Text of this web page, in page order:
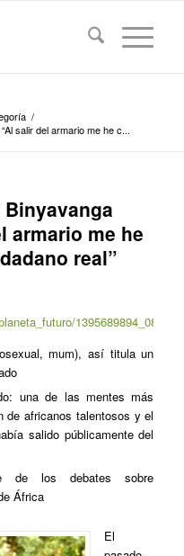
/
salir del armario me he c...
armario me he
real”
mum), así titula un
una de las mentes más
de africanos talentosos y el
salido públicamente del
los debates sobre
África
El